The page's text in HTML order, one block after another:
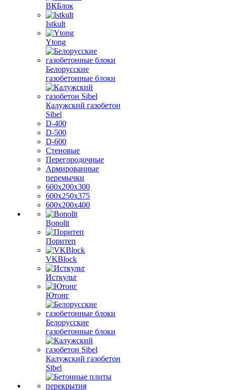
ВКБлок
Istkult
Ytong
Белорусские
газобетонные блоки
Калужский газобетон
Sibel
D-400
D-500
D-600
Стеновые
Перегородочные
Армированные
перемычки
600х200х300
600х250х375
600х200х400
Bonolit
Поритеп
VKBlock
Исткульт
Ютонг
Белорусские
газобетонные блоки
Калужский газобетон
Sibel